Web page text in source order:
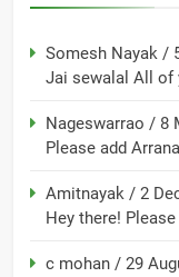
Somesh Nayak /
Jai sewalal All of
Nageswarrao / 8
Please add
Amitnayak / 2
Hey there!
c mohan / 29